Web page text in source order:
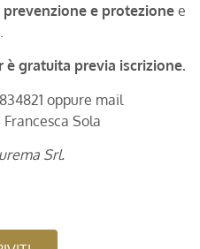
e protezione e
è gratuita previa iscrizione.
oppure mail
Sola
Srl.